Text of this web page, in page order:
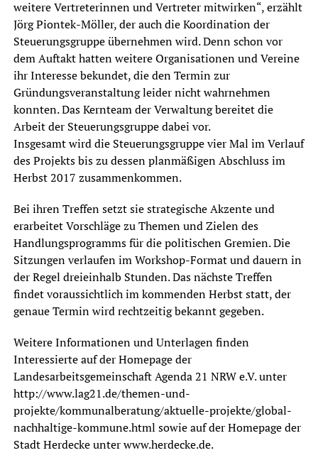
weitere Vertreterinnen und Vertreter mitwirken“, erzählt
Jörg Piontek-Möller, der auch die Koordination der
Steuerungsgruppe übernehmen wird. Denn schon vor
dem Auftakt hatten weitere Organisationen und Vereine
ihr Interesse bekundet, die den Termin zur
Gründungsveranstaltung leider nicht wahrnehmen
konnten. Das Kernteam der Verwaltung bereitet die
Arbeit der Steuerungsgruppe dabei vor.
Insgesamt wird die Steuerungsgruppe vier Mal im Verlauf
des Projekts bis zu dessen planmäßigen Abschluss im
Herbst 2017 zusammenkommen.
Bei ihren Treffen setzt sie strategische Akzente und
erarbeitet Vorschläge zu Themen und Zielen des
Handlungsprogramms für die politischen Gremien. Die
Sitzungen verlaufen im Workshop-Format und dauern in
der Regel dreieinhalb Stunden. Das nächste Treffen
findet voraussichtlich im kommenden Herbst statt, der
genaue Termin wird rechtzeitig bekannt gegeben.
Weitere Informationen und Unterlagen finden
Interessierte auf der Homepage der
Landesarbeitsgemeinschaft Agenda 21 NRW e.V. unter
http://www.lag21.de/themen-und-
projekte/kommunalberatung/aktuelle-projekte/global-
nachhaltige-kommune.html sowie auf der Homepage der
Stadt Herdecke unter www.herdecke.de.